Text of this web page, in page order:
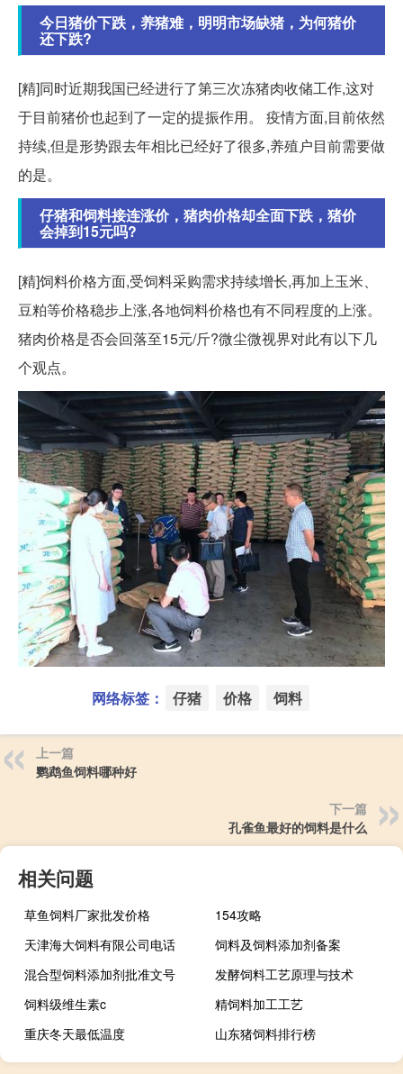
今日猪价下跌，养猪难，明明市场缺猪，为何猪价
还下跌?
[精]同时近期我国已经进行了第三次冻猪肉收储工作,这对
于目前猪价也起到了一定的提振作用。 疫情方面,目前依然
持续,但是形势跟去年相比已经好了很多,养殖户目前需要做
的是。
仔猪和饲料接连涨价，猪肉价格却全面下跌，猪价
会掉到15元吗?
[精]饲料价格方面,受饲料采购需求持续增长,再加上玉米、
豆粕等价格稳步上涨,各地饲料价格也有不同程度的上涨。
猪肉价格是否会回落至15元/斤?微尘微视界对此有以下几
个观点。
网络标签： 仔猪 价格 饲料
上一篇
鹦鹉鱼饲料哪种好
下一篇
孔雀鱼最好的饲料是什么
相关问题
草鱼饲料厂家批发价格
154攻略
天津海大饲料有限公司电话
饲料及饲料添加剂备案
混合型饲料添加剂批准文号
发酵饲料工艺原理与技术
饲料级维生素c
精饲料加工工艺
重庆冬天最低温度
山东猪饲料排行榜